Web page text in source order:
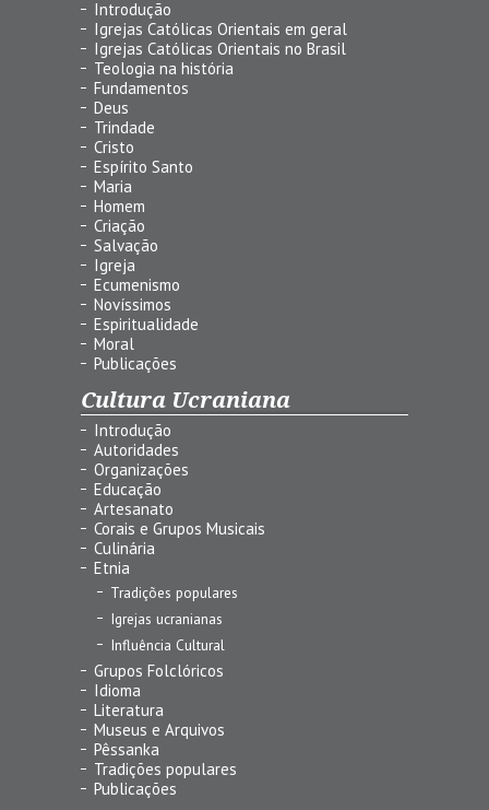
Introdução
Igrejas Católicas Orientais em geral
Igrejas Católicas Orientais no Brasil
Teologia na história
Fundamentos
Deus
Trindade
Cristo
Espírito Santo
Maria
Homem
Criação
Salvação
Igreja
Ecumenismo
Novíssimos
Espiritualidade
Moral
Publicações
Cultura Ucraniana
Introdução
Autoridades
Organizações
Educação
Artesanato
Corais e Grupos Musicais
Culinária
Etnia
Tradições populares
Igrejas ucranianas
Influência Cultural
Grupos Folclóricos
Idioma
Literatura
Museus e Arquivos
Pêssanka
Tradições populares
Publicações